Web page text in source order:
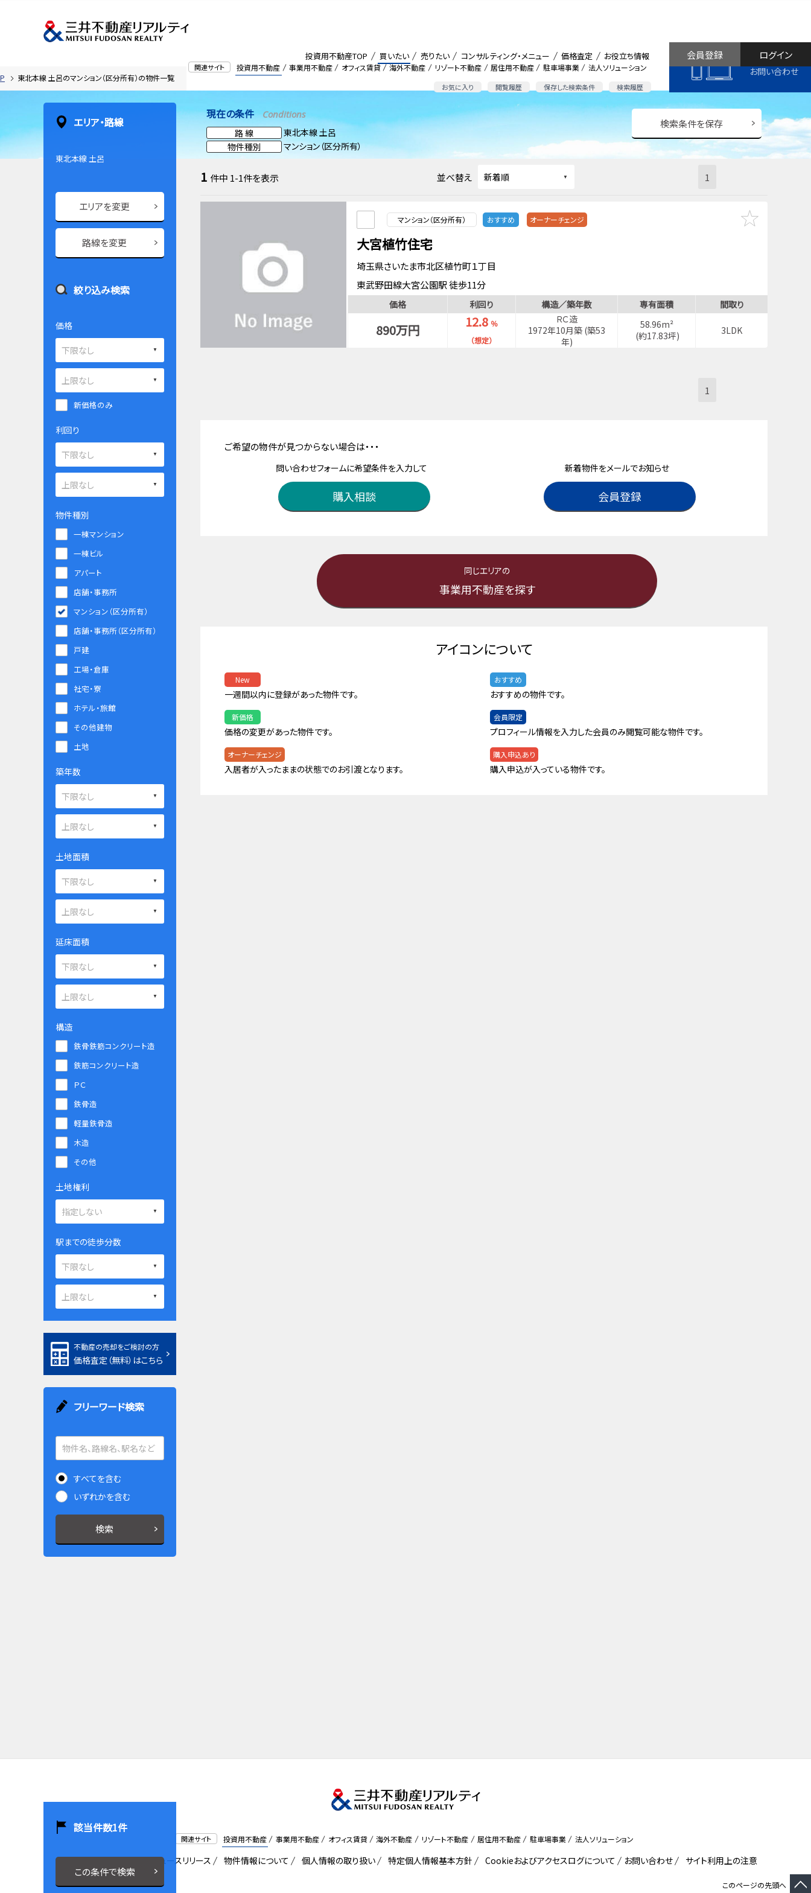
関連サイト 投資用不動産 事業用不動産 オフィス賃貸 海外不動産 リゾート不動産 居住用不動産 駐車場事業 法人ソリューション
お気に入り 閲覧履歴 保存した検索条件 検索履歴
投資用不動産TOP 買いたい 売りたい コンサルティング・メニュー 価格査定 お役立ち情報
お問い合わせ
ログイン
会員登録
東北本線 土呂のマンション（区分所有）の物件一覧
現在の条件 Conditions
路 線
東北本線 土呂
物件種別
マンション（区分所有）
検索条件を保存
1 件中 1-1件を表示 並べ替え 1
マンション（区分所有） おすすめ オーナーチェンジ
大宮植竹住宅
埼玉県さいたま市北区植竹町１丁目
東武野田線大宮公園駅 徒歩11分
湘南新宿ライン（宇都宮～逗子）土呂駅 徒歩13分
価格 利回り 構造／築年数 専有面積 間取り
890万円 12.8 ％
（想定）
ＲＣ造
1972年10月築 (築53
年)
58.96m²
(約17.83坪)
3LDK
1
ご希望の物件が見つからない場合は・・・
問い合わせフォームに希望条件を入力して
購入相談
新着物件をメールでお知らせ
会員登録
同じエリアの
事業用不動産を探す
アイコンについて
New
一週間以内に登録があった物件です。
おすすめ
おすすめの物件です。
新価格
価格の変更があった物件です。
会員限定
プロフィール情報を入力した会員のみ閲覧可能な物件です。
オーナーチェンジ
入居者が入ったままの状態でのお引渡となります。
購入申込あり
購入申込が入っている物件です。
エリア・路線
東北本線 土呂
エリアを変更
路線を変更
絞り込み検索
価格
新価格のみ
利回り
物件種別
一棟マンション
一棟ビル
アパート
店舗・事務所
マンション（区分所有）
店舗・事務所（区分所有）
戸建
工場・倉庫
社宅・寮
ホテル・旅館
その他建物
土地
築年数
土地面積
延床面積
構造
鉄骨鉄筋コンクリート造
鉄筋コンクリート造
ＰＣ
鉄骨造
軽量鉄骨造
木造
その他
土地権利
駅までの徒歩分数
該当件数1件
この条件で検索
不動産の売却をご検討の方
価格査定（無料）はこちら
フリーワード検索
すべてを含む
いずれかを含む
検索
このページの先頭へ
関連サイト 投資用不動産 事業用不動産 オフィス賃貸 海外不動産 リゾート不動産 居住用不動産 駐車場事業 法人ソリューション
会社概要 採用情報 ニュースリリース 物件情報について 個人情報の取り扱い 特定個人情報基本方針 Cookieおよびアクセスログについて お問い合わせ サイト利用上の注意